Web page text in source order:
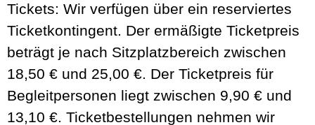
Tickets: Wir verfügen über ein reserviertes
Ticketkontingent. Der ermäßigte Ticketpreis
beträgt je nach Sitzplatzbereich zwischen
18,50 € und 25,00 €. Der Ticketpreis für
Begleitpersonen liegt zwischen 9,90 € und
13,10 €. Ticketbestellungen nehmen wir